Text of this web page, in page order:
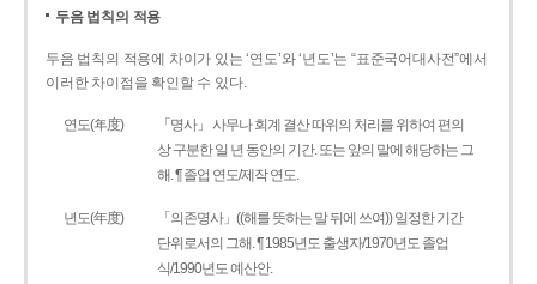
두음 법칙의 적용
두음 법칙의 적용에 차이가 있는 ‘연도’와 ‘년도’는 “표준국어대사전”에서
이러한 차이점을 확인할 수 있다.
연도(年度)
「명사」 사무나 회계 결산 따위의 처리를 위하여 편의
상 구분한 일 년 동안의 기간. 또는 앞의 말에 해당하는 그
해. ¶ 졸업 연도/제작 연도.
년도(年度)
「의존명사」((해를 뜻하는 말 뒤에 쓰여)) 일정한 기간
단위로서의 그해. ¶ 1985년도 출생자/1970년도 졸업
식/1990년도 예산안.